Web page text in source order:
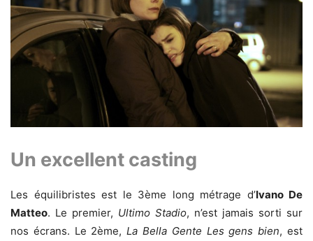
Un excellent casting
Les équilibristes est le 3ème long métrage d’Ivano De
Matteo. Le premier, Ultimo Stadio, n’est jamais sorti sur
nos écrans. Le 2ème,La Bella Gente Les gens bien, est